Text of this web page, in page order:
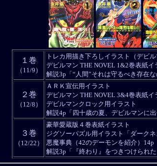
１巻
（11/9）
トレカ用描き下ろしイラスト（デビル
デビルマン THE NOVEL 1&2巻表紙イ
解説3p「“人間”それは守るべき存在
２巻
（12/8）
ＡＲＫ宣伝用イラスト
デビルマン THE NOVEL 3&4巻表紙イ
デビルマンクロック用イラスト
解説4p「四十歳の夏、デビルマンに
３巻
（12/22）
豪華愛蔵版４巻表紙イラスト
ジグソーパズル用イラスト「ダークネ
悪魔事典（42のデーモンを紹介）14p
解説3p「『終わり』をつきつけられ